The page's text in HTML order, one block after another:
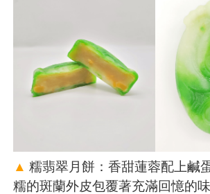
▲ 糯翡翠月餅：香甜蓮蓉配上鹹
糯的斑蘭外皮包覆著充滿回憶的